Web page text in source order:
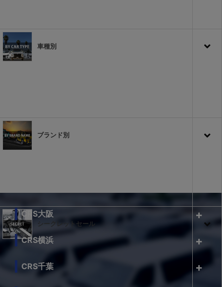
車種別
ブランド別
シークレットセール
CRS大阪
CRS横浜
CRS千葉